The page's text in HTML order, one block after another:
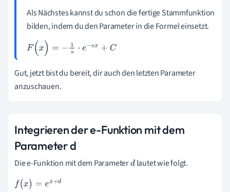
Als Nächstes kannst du schon die fertige Stammfunktion
bilden, indem du den Parameter in die Formel einsetzt.
π
π
F(x )=- 1 π·e -πx+C
Gut, jetzt bist du bereit, dir auch den letzten Parameter
anzuschauen.
Integrieren der e-Funktion mit dem
Parameter d
Die e-Funktion mit dem Parameterdlautet wie folgt.
f(x)=e x+d